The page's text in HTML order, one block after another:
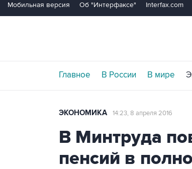
Мобильная версия Об "Интерфаксе" Interfax.com
Главное В России В мире
ЭКОНОМИКА 14:23, 8 апреля 2016
В Минтруда
пенсий в